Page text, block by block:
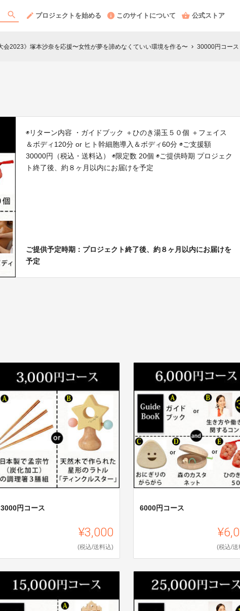
プロジェクトを始める このサイトについて 公式ストア
会2023》塚本沙奈を応援〜女性が夢を諦めなくていい環境を作る〜 chevron_right 30000円コース
◉リターン内容 ・ガイドブック ＋ひのき湯玉５０個 ＋フェイス
＆ボディ120分 or ヒト幹細胞導入＆ボディ60分 ◉ご支援額
30000円（税込・送料込） ◉限定数 20個 ◉ご提供時期 プロジェク
ト終了後、約８ヶ月以内にお届けを予定
ご提供予定時期：プロジェクト終了後、約８ヶ月以内にお届けを
予定
3000円コース
¥3,000
(税込/送料込)
6000円コース
(税込/送